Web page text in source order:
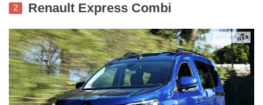
2 Renault Express Combi